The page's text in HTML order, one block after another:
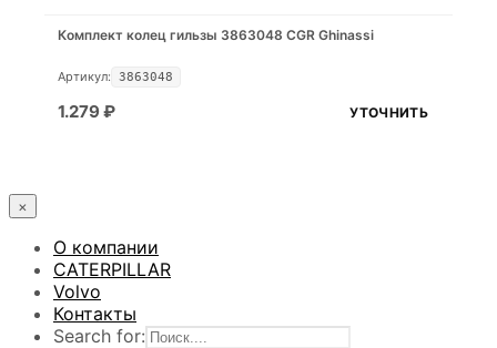
Комплект колец гильзы 3863048 CGR Ghinassi
Артикул: 3863048
1.279 ₽ УТОЧНИТЬ
×
О компании
CATERPILLAR
Volvo
Контакты
Search for: